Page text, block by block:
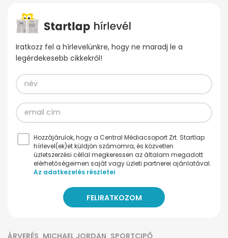
Iratkozz fel a hírlevelünkre, hogy ne maradj le a
legérdekesebb cikkekről!
Hozzájárulok, hogy a Central Médiacsoport Zrt. Startlap
hírlevel(ek)et küldjön számomra, és közvetlen
üzletszerzési céllal megkeressen az általam megadott
elérhetőségeimen saját vagy üzleti partnerei ajánlatával.
Az adatkezelés részletei
ÁRVERÉS MICHAEL JORDAN SPORTCIPŐ